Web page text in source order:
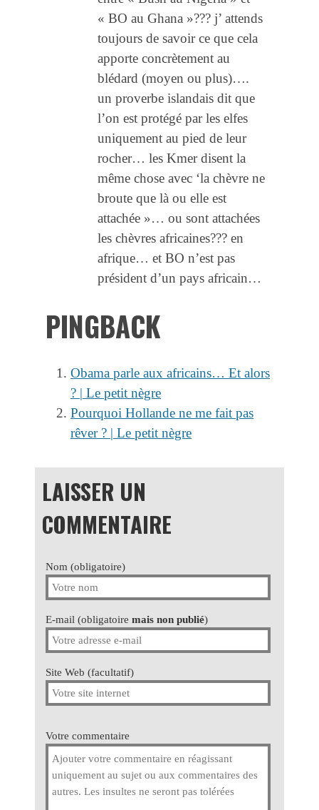
« BO au Ghana »??? j’ attends
toujours de savoir ce que cela
apporte concrètement au
blédard (moyen ou plus)….
un proverbe islandais dit que
l’on est protégé par les elfes
uniquement au pied de leur
rocher… les Kmer disent la
même chose avec ‘la chèvre ne
broute que là ou elle est
attachée »… ou sont attachées
les chèvres africaines??? en
afrique… et BO n’est pas
président d’un pays africain…
PINGBACK
Obama parle aux africains… Et alors
? | Le petit nègre
Pourquoi Hollande ne me fait pas
rêver ? | Le petit nègre
LAISSER UN
COMMENTAIRE
Nom (obligatoire)
E-mail (obligatoire mais non publié)
Site Web (facultatif)
Votre commentaire